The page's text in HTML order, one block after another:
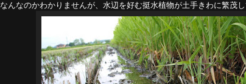
なんなのかわかりませんが、水辺を好む挺水植物が土手きわに繁茂し